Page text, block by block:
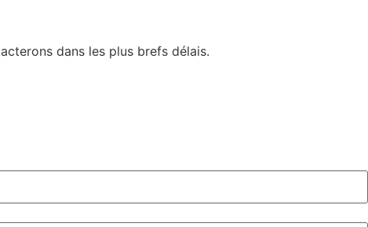
dans les plus brefs délais.